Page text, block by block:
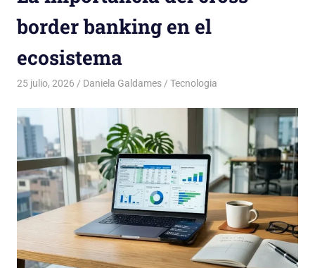
border banking en el
ecosistema
25 julio, 2026 Daniela Galdames Tecnologia